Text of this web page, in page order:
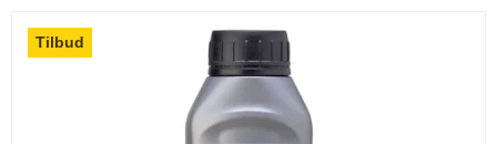
Tilbud